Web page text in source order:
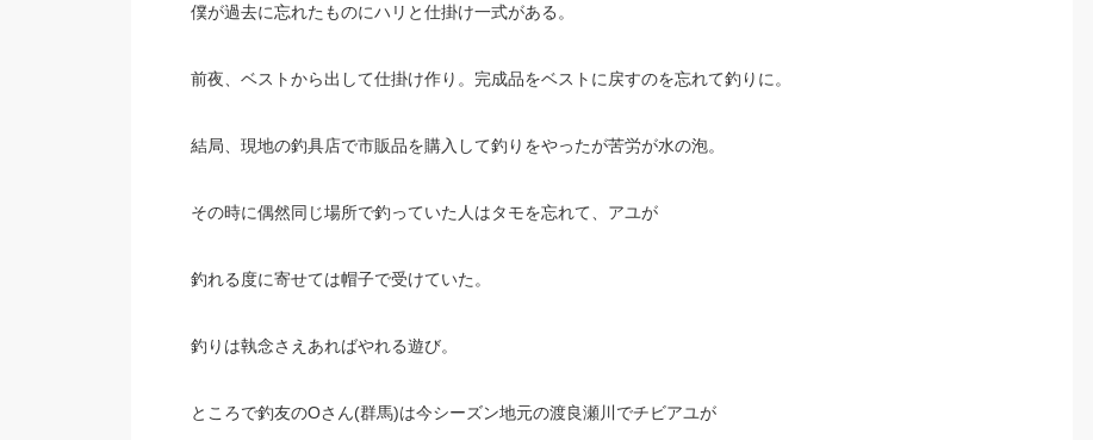
僕が過去に忘れたものにハリと仕掛け一式がある。
前夜、ベストから出して仕掛け作り。完成品をベストに戻すのを忘れて釣りに。
結局、現地の釣具店で市販品を購入して釣りをやったが苦労が水の泡。
その時に偶然同じ場所で釣っていた人はタモを忘れて、アユが
釣れる度に寄せては帽子で受けていた。
釣りは執念さえあればやれる遊び。
ところで釣友のOさん(群馬)は今シーズン地元の渡良瀬川でチビアユが